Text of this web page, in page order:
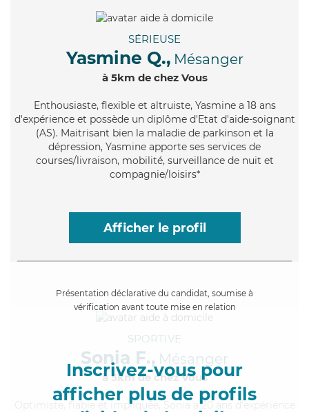
SÉRIEUSE
Yasmine Q., Mésanger
à 5km de chez Vous
Enthousiaste, flexible et altruiste, Yasmine a 18 ans
d'expérience et possède un diplôme d'Etat d'aide-soignant
(AS). Maitrisant bien la maladie de parkinson et la
dépression, Yasmine apporte ses services de
courses/livraison, mobilité, surveillance de nuit et
compagnie/loisirs*
Afficher le profil
Présentation déclarative du candidat, soumise à
vérification avant toute mise en relation
Inscrivez-vous pour
afficher plus de profils
SPORTIVE
Sonia F., Mésanger
à 5km de chez Vous
, fiable et impliquée, Sonia a 20 ans d'expérience